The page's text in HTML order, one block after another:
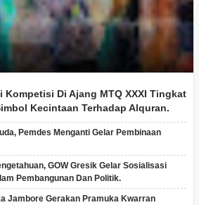
Di Ajang MTQ XXXI Tingkat
Kecintaan Terhadap Alquran.
Pemdes Menganti Gelar Pembinaan
GOW Gresik Gelar Sosialisasi
Pembangunan Dan Politik.
Jambore Gerakan Pramuka Kwarran